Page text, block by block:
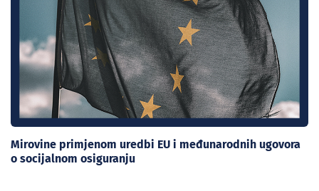
Mirovine primjenom uredbi EU i međunarodnih ugovora
o socijalnom osiguranju